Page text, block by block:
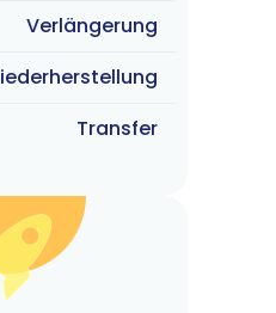
Verlängerung
Transfer